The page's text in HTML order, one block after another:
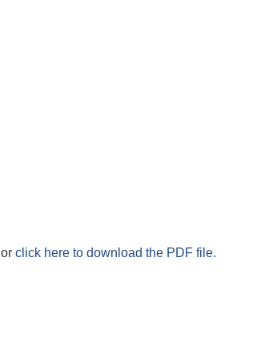
or click here to download the PDF file.